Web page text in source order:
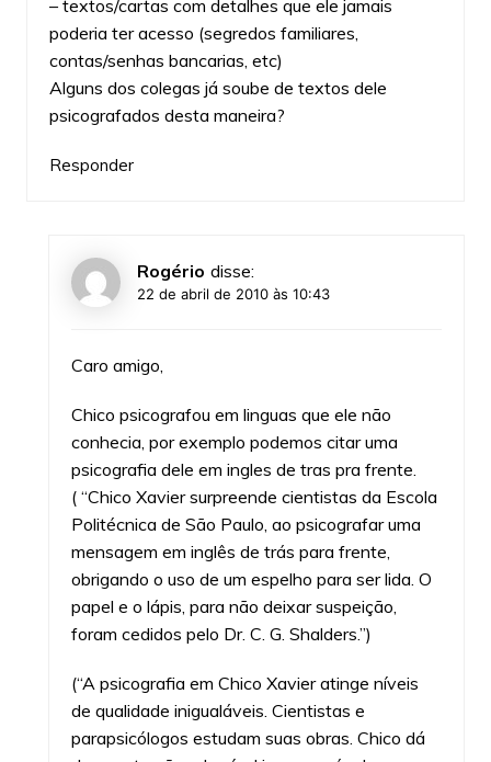
– textos/cartas com detalhes que ele jamais
poderia ter acesso (segredos familiares,
contas/senhas bancarias, etc)
Alguns dos colegas já soube de textos dele
psicografados desta maneira?
Responder
Rogério disse:
22 de abril de 2010 às 10:43
Caro amigo,
Chico psicografou em linguas que ele não
conhecia, por exemplo podemos citar uma
psicografia dele em ingles de tras pra frente.
( “Chico Xavier surpreende cientistas da Escola
Politécnica de São Paulo, ao psicografar uma
mensagem em inglês de trás para frente,
obrigando o uso de um espelho para ser lida. O
papel e o lápis, para não deixar suspeição,
foram cedidos pelo Dr. C. G. Shalders.”)
(“A psicografia em Chico Xavier atinge níveis
de qualidade inigualáveis. Cientistas e
parapsicólogos estudam suas obras. Chico dá